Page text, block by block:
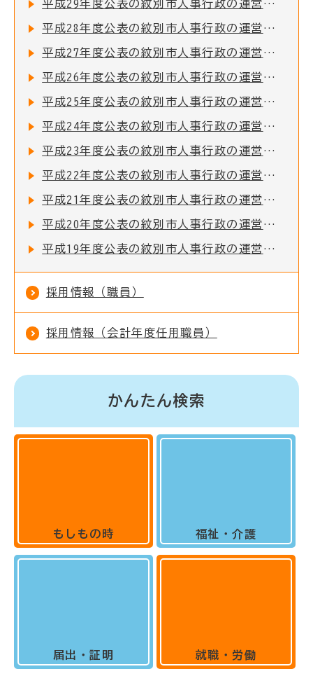
平成29年度公表の紋別市人事行政の運営等の状況
平成28年度公表の紋別市人事行政の運営等の状況
平成27年度公表の紋別市人事行政の運営等の状況
平成26年度公表の紋別市人事行政の運営等の状況
平成25年度公表の紋別市人事行政の運営等の状況
平成24年度公表の紋別市人事行政の運営等の状況
平成23年度公表の紋別市人事行政の運営等の状況
平成22年度公表の紋別市人事行政の運営等の状況
平成21年度公表の紋別市人事行政の運営等の状況
平成20年度公表の紋別市人事行政の運営等の状況
平成19年度公表の紋別市人事行政の運営等の状況
採用情報（職員）
採用情報（会計年度任用職員）
かんたん検索
もしもの時
届出・証明
福祉・介護
就職・労働